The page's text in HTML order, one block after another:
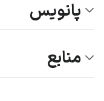
پانویس
منابع